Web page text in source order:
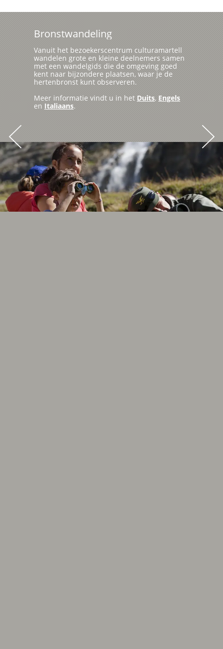
Bronstwandeling
Vanuit het bezoekerscentrum culturamartell
wandelen grote en kleine deelnemers samen
met een wandelgids die de omgeving goed
kent naar bijzondere plaatsen, waar je de
hertenbronst kunt observeren.
Meer informatie vindt u in het Duits, Engels
en Italiaans.